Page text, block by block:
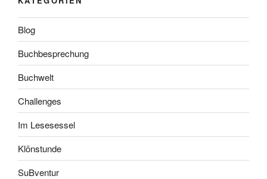
Blog
Buchbesprechung
Buchwelt
Challenges
Im Lesesessel
Klönstunde
SuBventur